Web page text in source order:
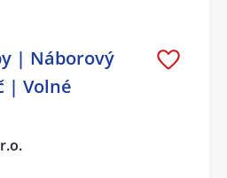
| Náborový
| Volné